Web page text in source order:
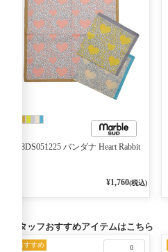
08DS051225 バンダナ Heart Rabbit
¥1,760(税込)
スタッフおすすめアイテムはこちら
0
おすすめ